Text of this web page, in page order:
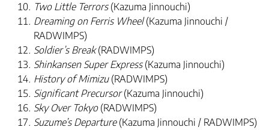
Two Little Terrors(Kazuma Jinnouchi)
Dreaming on Ferris Wheel(Kazuma Jinnouchi /
RADWIMPS)
Soldier’s Break(RADWIMPS)
Shinkansen Super Express(Kazuma Jinnouchi)
History of Mimizu(RADWIMPS)
Significant Precursor(Kazuma Jinnouchi)
Sky Over Tokyo(RADWIMPS)
Suzume’s Departure(Kazuma Jinnouchi / RADWIMPS)